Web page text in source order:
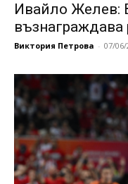
Ивайло Желев:
Виктория Петрова - 07/06/